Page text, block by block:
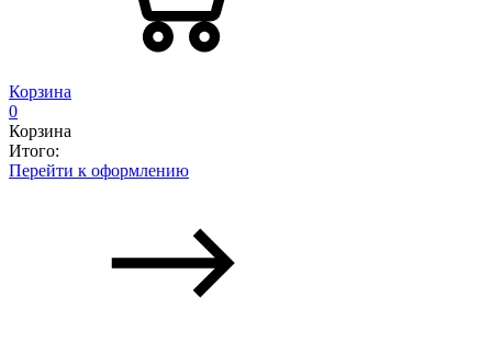
Корзина
0
Корзина
Итого:
Перейти к оформлению